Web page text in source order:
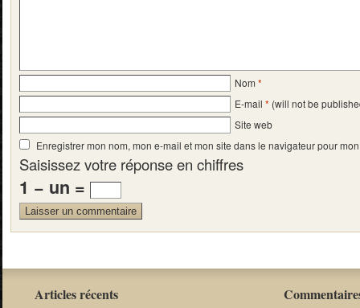
Nom *
E-mail * (will not be
Site web
Enregistrer mon nom, mon e-mail et mon site dans le navigateur pour
Saisissez votre réponse en chiffres
1 − un =
Articles récents